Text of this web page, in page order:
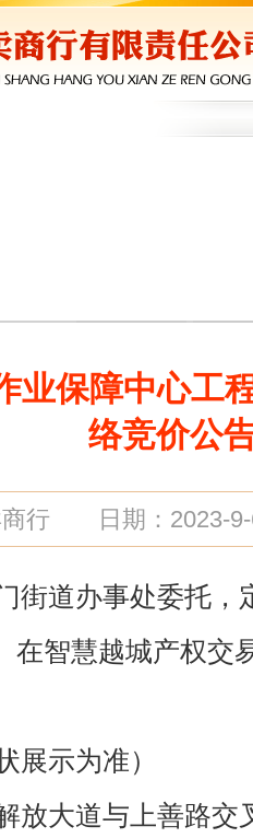
业保障中心工
络竞价公
商行 日期：2023-
街道办事处委托，
在智慧越城产权交
展示为准）
放大道与上善路交